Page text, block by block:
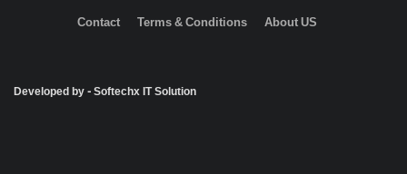
Contact Terms & Conditions About US
Developed by - Softechx IT Solution